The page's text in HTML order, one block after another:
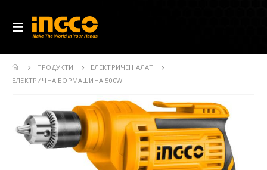
ПРОДУКТИ
ЕЛЕКТРИЧЕН АЛАТ
ЕЛЕКТРИЧНА БОРМАШИНА 500W